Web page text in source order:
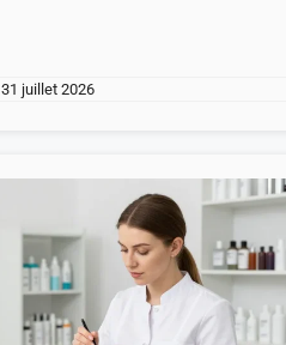
31 juillet 2026